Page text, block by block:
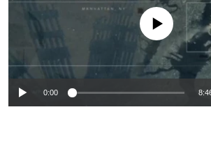
No media source currently
0:00